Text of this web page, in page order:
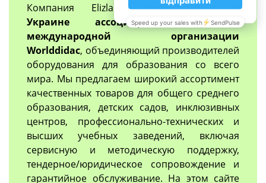
Компания Elizlabsединственный в
Украине ассоциированный член
международной организации
Worlddidac, объединяющий производителей
оборудования для образования со всего
мира. Мы предлагаем широкий ассортимент
качественных товаров для общего среднего
образования, детских садов, инклюзивных
центров, профессионально-технических и
высших учебных заведений, включая
сервисную и методическую поддержку,
тендерное/юридическое сопровождение и
гарантийное обслуживание. На этом сайте